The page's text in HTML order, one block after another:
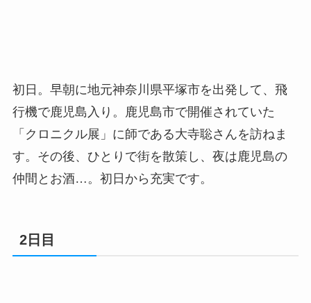
初日。早朝に地元神奈川県平塚市を出発して、飛
行機で鹿児島入り。鹿児島市で開催されていた
「クロニクル展」に師である大寺聡さんを訪ねま
す。その後、ひとりで街を散策し、夜は鹿児島の
仲間とお酒…。初日から充実です。
2日目